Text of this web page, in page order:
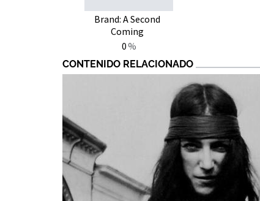
Brand: A Second
Coming
0
CONTENIDO RELACIONADO